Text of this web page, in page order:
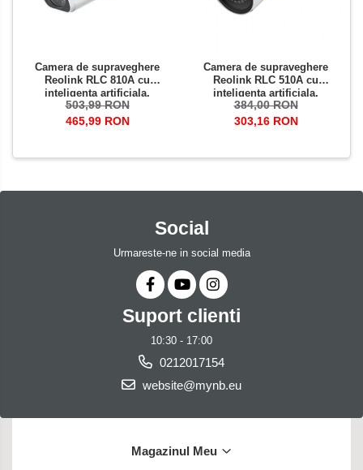
Camera de supraveghere
Reolink RLC 810A cu
inteligenta artificiala,
detectare Persoana/Vehicul,
rezolutie de 8MP (4K),
503,99 RON
465,99 RON
Camera de supraveghere
Reolink RLC 510A cu
inteligenta artificiala,
detectare Persoana/Vehicul,
rezolutie 5MP, notificare pe
384,00 RON
303,16 RON
Social
Urmareste-ne in social media
Suport clienti
10:30 - 17:00
0212017154
website@mynb.eu
Magazinul Meu